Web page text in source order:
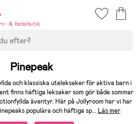
& babybutik
Pinepeak
och klassiska uteleksaker för aktiva barn i
finns häftiga leksaker som gör både sommar
äventyr. Här på Jollyroom har vi har
populära och häftiga sp... Läs mer